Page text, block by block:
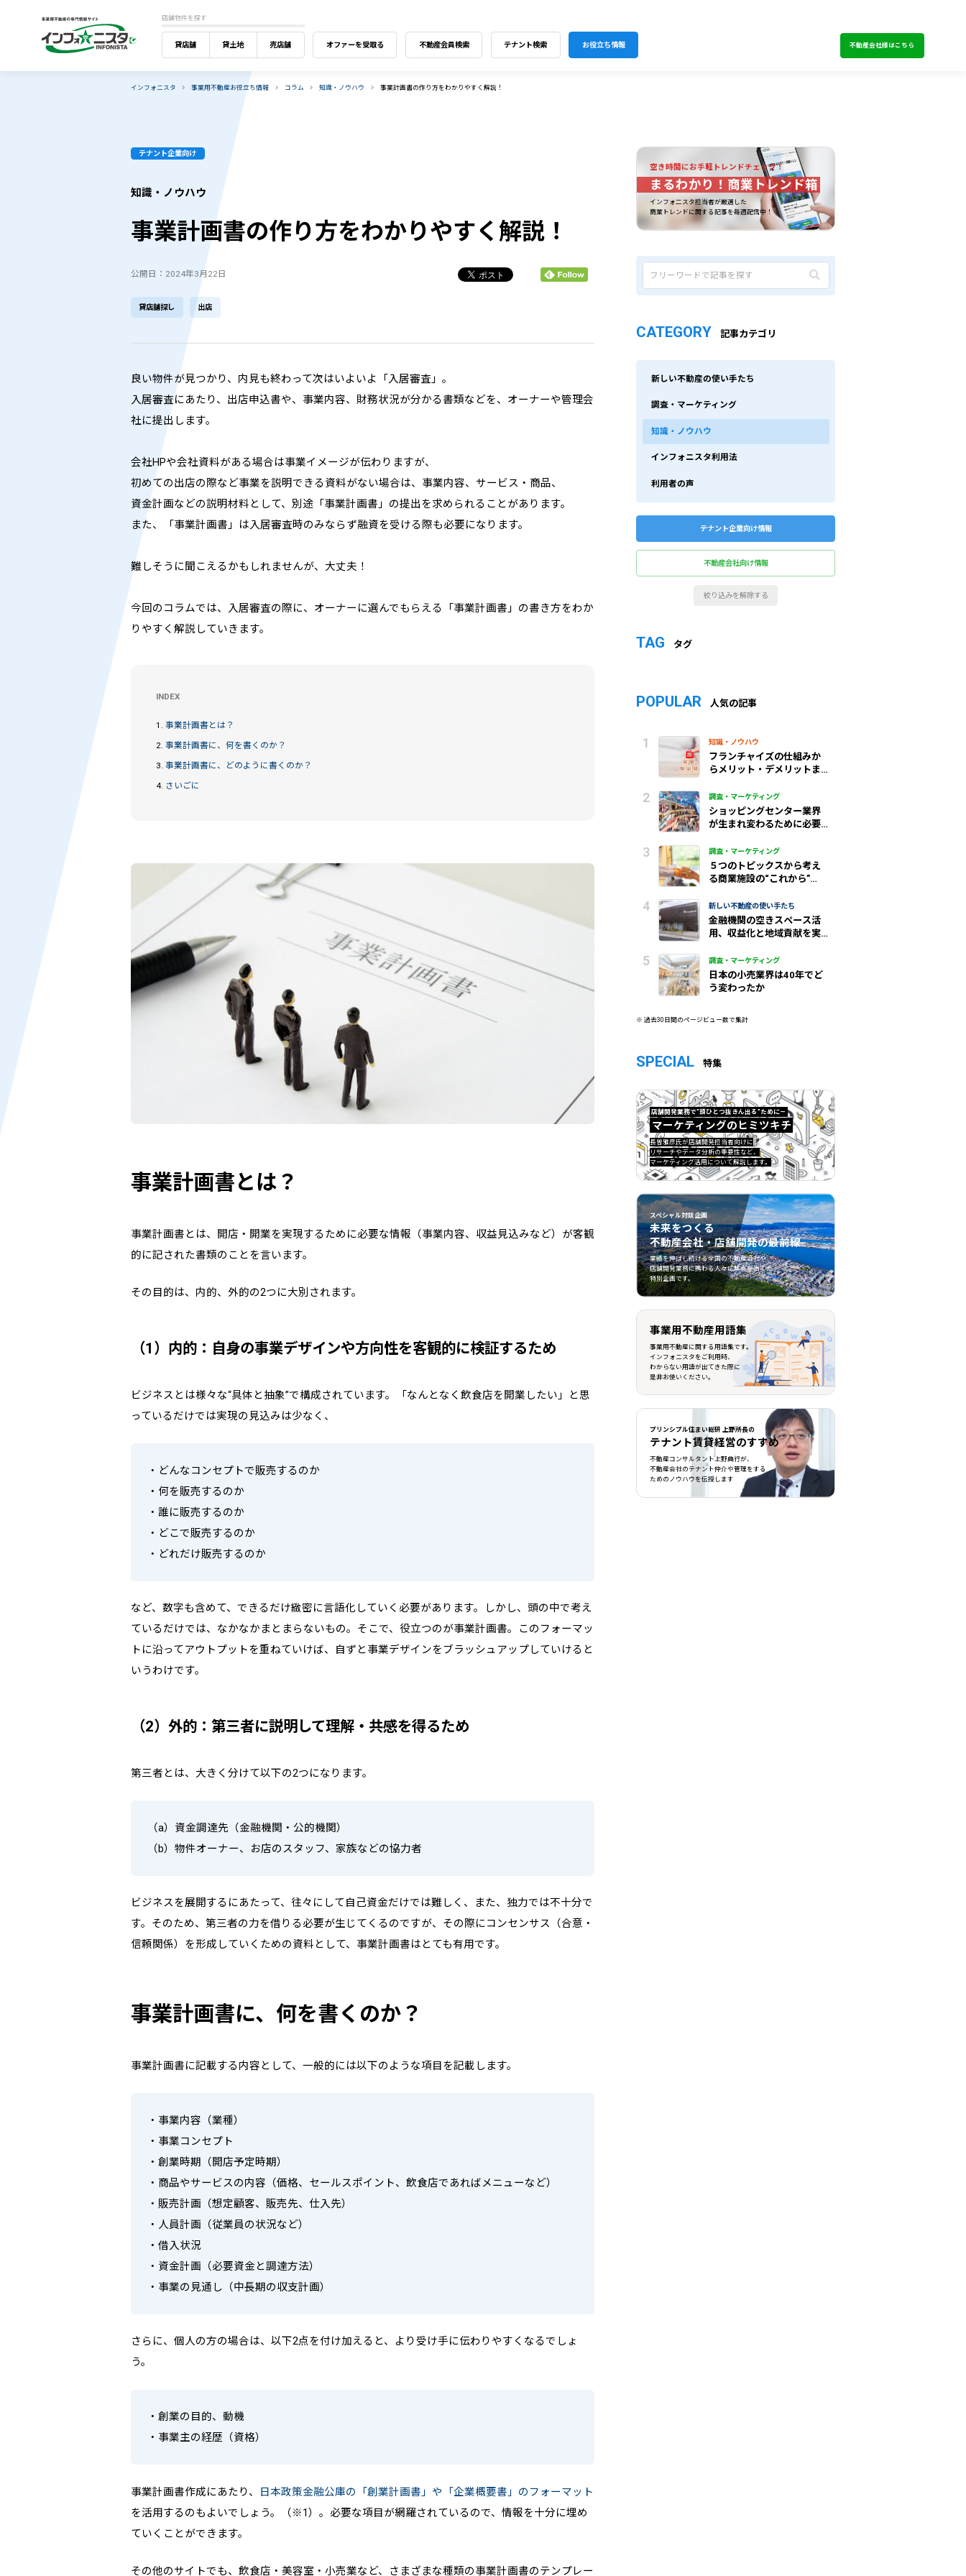
店舗物件を探す
貸店舗 貸土地 売店舗 オファーを受取る 不動産会員検索 テナント検索 お役立ち情報 不動産会社様はこちら
インフォニスタ 事業用不動産お役立ち情報 コラム 知識・ノウハウ 事業計画書の作り方をわかりやすく解説！
テナント企業向け
知識・ノウハウ
事業計画書の作り方をわかりやすく解説！
公開日：2024年3月22日
貸店舗探し 出店
良い物件が見つかり、内見も終わって次はいよいよ「入居審査」。
入居審査にあたり、出店申込書や、事業内容、財務状況が分かる書類などを、オーナーや管理会
社に提出します。
会社HPや会社資料がある場合は事業イメージが伝わりますが、
初めての出店の際など事業を説明できる資料がない場合は、事業内容、サービス・商品、
資金計画などの説明材料として、別途「事業計画書」の提出を求められることがあります。
また、「事業計画書」は入居審査時のみならず融資を受ける際も必要になります。
難しそうに聞こえるかもしれませんが、大丈夫！
今回のコラムでは、入居審査の際に、オーナーに選んでもらえる「事業計画書」の書き方をわか
りやすく解説していきます。
INDEX
1. 事業計画書とは？
2. 事業計画書に、何を書くのか？
3. 事業計画書に、どのように書くのか？
4. さいごに
事業計画書とは？
事業計画書とは、開店・開業を実現するために必要な情報（事業内容、収益見込みなど）が客観
的に記された書類のことを言います。
その目的は、内的、外的の2つに大別されます。
（1）内的：自身の事業デザインや方向性を客観的に検証するため
ビジネスとは様々な“具体と抽象”で構成されています。「なんとなく飲食店を開業したい」と思
っているだけでは実現の見込みは少なく、
・どんなコンセプトで販売するのか
・何を販売するのか
・誰に販売するのか
・どこで販売するのか
・どれだけ販売するのか
など、数字も含めて、できるだけ緻密に言語化していく必要があります。しかし、頭の中で考え
ているだけでは、なかなかまとまらないもの。そこで、役立つのが事業計画書。このフォーマッ
トに沿ってアウトプットを重ねていけば、自ずと事業デザインをブラッシュアップしていけると
いうわけです。
（2）外的：第三者に説明して理解・共感を得るため
第三者とは、大きく分けて以下の2つになります。
（a）資金調達先（金融機関・公的機関）
（b）物件オーナー、お店のスタッフ、家族などの協力者
ビジネスを展開するにあたって、往々にして自己資金だけでは難しく、また、独力では不十分で
す。そのため、第三者の力を借りる必要が生じてくるのですが、その際にコンセンサス（合意・
信頼関係）を形成していくための資料として、事業計画書はとても有用です。
事業計画書に、何を書くのか？
事業計画書に記載する内容として、一般的には以下のような項目を記載します。
・事業内容（業種）
・事業コンセプト
・創業時期（開店予定時期）
・商品やサービスの内容（価格、セールスポイント、飲食店であればメニューなど）
・販売計画（想定顧客、販売先、仕入先）
・人員計画（従業員の状況など）
・借入状況
・資金計画（必要資金と調達方法）
・事業の見通し（中長期の収支計画）
さらに、個人の方の場合は、以下2点を付け加えると、より受け手に伝わりやすくなるでしょ
う。
・創業の目的、動機
・事業主の経歴（資格）
事業計画書作成にあたり、
日本政策金融公庫の「創業計画書」や「企業概要書」のフォーマット
を活用するのもよいでしょう。（※1）。必要な項目が網羅されているので、情報を十分に埋め
ていくことができます。
その他のサイトでも、飲食店・美容室・小売業など、さまざまな種類の事業計画書のテンプレー
空き時間にお手軽トレンドチェック！
まるわかり！商業トレンド箱
インフォ二スタ担当者が厳選した
商業トレンドに関する記事を毎週配信中！
CATEGORY 記事カテゴリ
新しい不動産の使い手たち
調査・マーケティング
知識・ノウハウ
インフォニスタ利用法
利用者の声
テナント企業向け情報
不動産会社向け情報
絞り込みを解除する
TAG タグ
POPULAR 人気の記事
知識・ノウハウ
フランチャイズの仕組みか
らメリット・デメリットま
調査・マーケティング
ショッピングセンター業界
が生まれ変わるために必要
調査・マーケティング
５つのトピックスから考え
る商業施設の“これから”
新しい不動産の使い手たち
金融機関の空きスペース活
用、収益化と地域貢献を実
調査・マーケティング
日本の小売業界は40年でど
う変わったか
※ 過去30日間のページビュー数で集計
SPECIAL 特集
店舗開発業務で”頭ひとつ抜きん出る”ために—
マーケティングのヒミツキチ
長曽雅彦氏が店舗開発担当者向けに
リサーチやデータ分析の重要性など、
マーケティング活用について解説します。
マーケティングのヒミツキチ">
スペシャル対談企画
未来をつくる
不動産会社・店舗開発の最前線
業績を伸ばし続ける全国の不動産会社や
店舗開発業務に携わる人々に焦点を当てた
特別企画です。
不動産会社・店舗開発の最前線">
事業用不動産用語集
事業用不動産に関する用語集です。
インフォニスタをご利用時、
わからない用語が出てきた際に
是非お使いください。
プリンシプル住まい総研 上野所長の
テナント賃貸経営のすすめ
不動産コンサルタント上野典行が、
不動産会社のテナント仲介や管理をする
ためのノウハウを伝授します